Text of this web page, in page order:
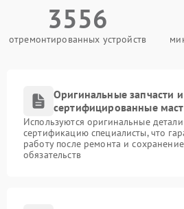
3556
отремонтированных устройств
Оригинальные запчасти и
сертифицированные
Используются оригинальные
сертификацию специалисты, что
работу после ремонта и
обязательств